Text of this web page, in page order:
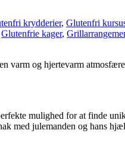
krydderier, Glutenfri
Glutenfrie kager,
varm og hjertevarm
mulighed for at finde
med julemanden og hans